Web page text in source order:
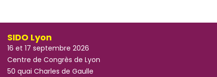
SIDO Lyon
16 et 17 septembre 2026
Centre de Congrès de Lyon
50 quai Charles de Gaulle